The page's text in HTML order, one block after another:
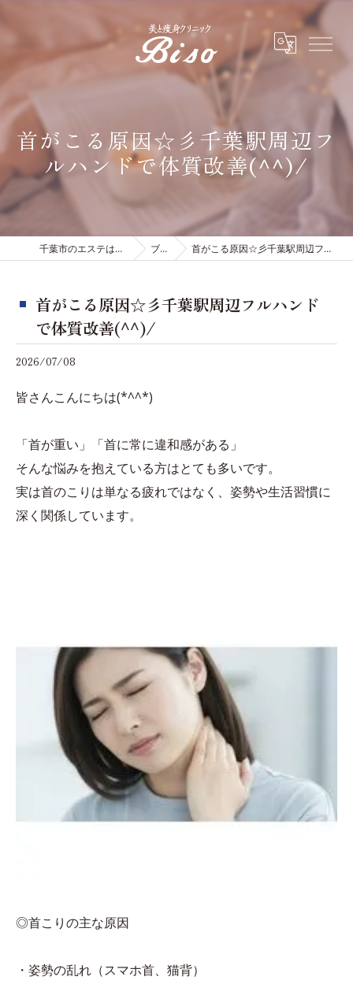
首がこる原因☆彡千葉駅周辺フ
ルハンドで体質改善(^^)/
千葉市のエステは有限会社ビソウ ブログ 首がこる原因☆彡千葉駅周辺フルハンドで体質改善(^^)/
首がこる原因☆彡千葉駅周辺フルハンド
で体質改善(^^)/
2026/07/08
皆さんこんにちは(*^^*)
「首が重い」「首に常に違和感がある」
そんな悩みを抱えている方はとても多いです。
実は首のこりは単なる疲れではなく、姿勢や生活習慣に
深く関係しています。
◎首こりの主な原因
・姿勢の乱れ（スマホ首、猫背）